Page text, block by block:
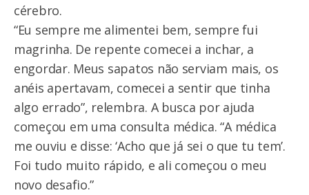
cérebro.
“Eu sempre me alimentei bem, sempre fui
magrinha. De repente comecei a inchar, a
engordar. Meus sapatos não serviam mais, os
anéis apertavam, comecei a sentir que tinha
algo errado”, relembra. A busca por ajuda
começou em uma consulta médica. “A médica
me ouviu e disse: ‘Acho que já sei o que tu tem’.
Foi tudo muito rápido, e ali começou o meu
novo desafio.”